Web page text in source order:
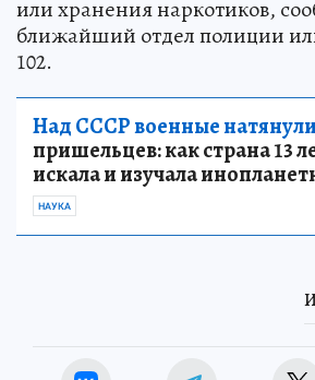
или хранения наркотиков,
ближайший отдел полиции
102.
Над СССР военные натянули
пришельцев: как страна 13
искала и изучала
НАУКА